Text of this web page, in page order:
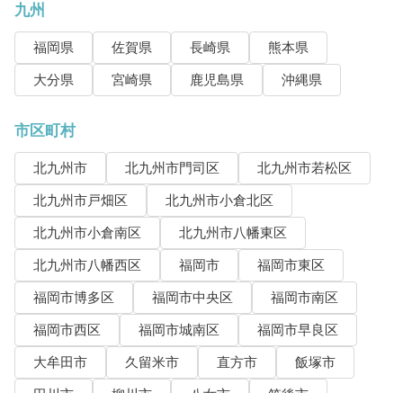
九州
福岡県 佐賀県 長崎県
熊本県
大分県
宮崎県 鹿児島県 沖縄県
市区町村
北九州市 北九州市門司区
北九州市若松区
北九州市戸畑区
北九州市小倉北区
北九州市小倉南区
北九州市八幡東区
北九州市八幡西区
福岡市
福岡市東区
福岡市博多区
福岡市中央区
福岡市南区
福岡市西区
福岡市城南区
福岡市早良区
大牟田市
久留米市 直方市
飯塚市